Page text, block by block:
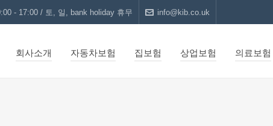
- 17:00 / 토, 일, bank holiday 휴무 info@kib.co.uk
회사소개 자동차보험 집보험 상업보험 의료보험